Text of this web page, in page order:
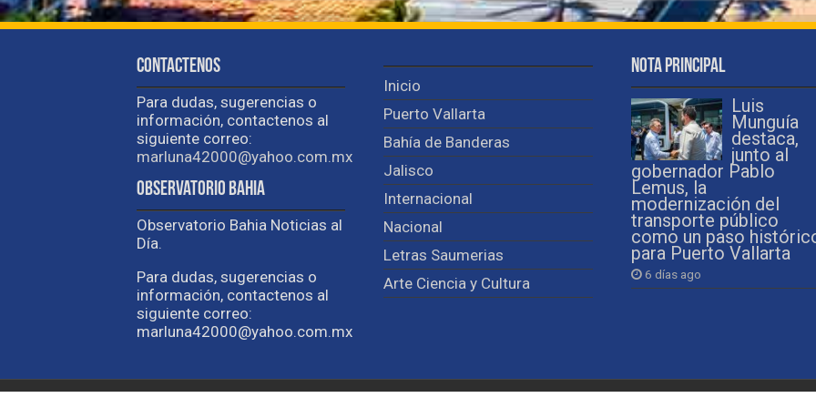
Contactenos
Para dudas, sugerencias o
información, contactenos al
siguiente correo:
marluna42000@yahoo.com.mx
Observatorio Bahia
Observatorio Bahia Noticias al
Día.
Para dudas, sugerencias o
información, contactenos al
siguiente correo:
marluna42000@yahoo.com.mx
Inicio
Puerto Vallarta
Bahía de Banderas
Jalisco
Internacional
Nacional
Letras Saumerias
Arte Ciencia y Cultura
Nota Principal
Luis
Munguía
destaca,
junto al
gobernador Pablo
Lemus, la
modernización del
transporte público
como un paso
para Puerto Vallarta
6 días ago